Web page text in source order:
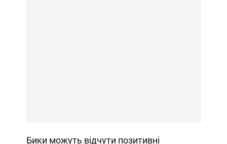
Бики можуть відчути позитивні